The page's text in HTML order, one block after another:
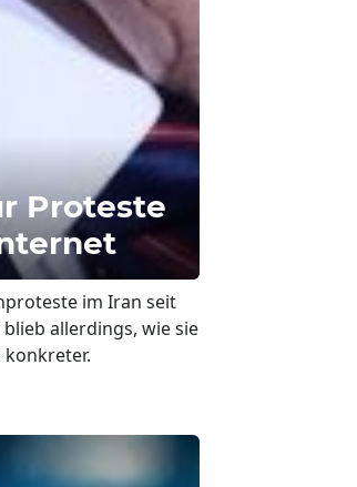
Proteste
im Iran seit
allerdings, wie sie
konkreter.